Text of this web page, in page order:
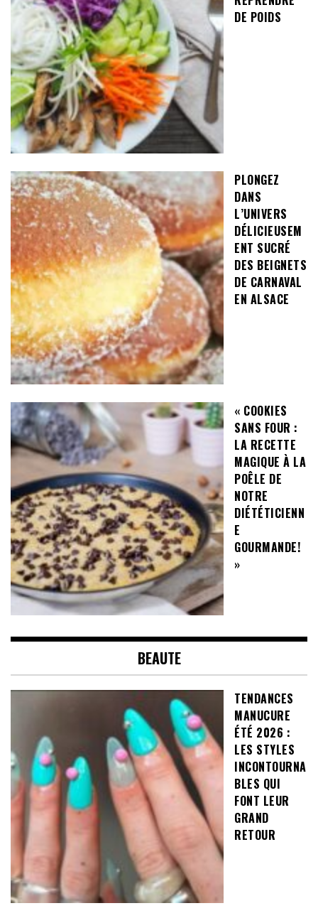
DE POIDS
PLONGEZ
DANS
L’UNIVERS
DÉLICIEUSEM
ENT SUCRÉ
DES BEIGNETS
DE CARNAVAL
EN ALSACE
« COOKIES
SANS FOUR :
LA RECETTE
MAGIQUE À LA
POÊLE DE
NOTRE
DIÉTÉTICIENN
E
GOURMANDE!
»
BEAUTE
TENDANCES
MANUCURE
ÉTÉ 2026 :
LES STYLES
INCONTOURNA
BLES QUI
FONT LEUR
GRAND
RETOUR